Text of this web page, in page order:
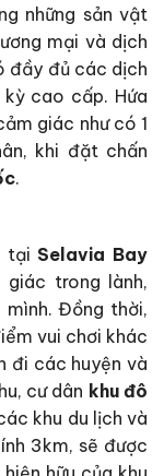
những sản vật
mại và dịch
đầy đủ các dịch
cao cấp. Hứa
giác như có 1
khi đặt chấn
.
tại Selavia Bay
trong lành,
mình. Đồng thời,
vui chơi khác
đi các huyện và
cư dân khu đô
khu du lịch và
3km, sẽ được